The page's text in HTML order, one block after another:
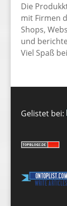
Die
mit Firmen
Shops,
und
Viel Spaß
Gelistet bei: